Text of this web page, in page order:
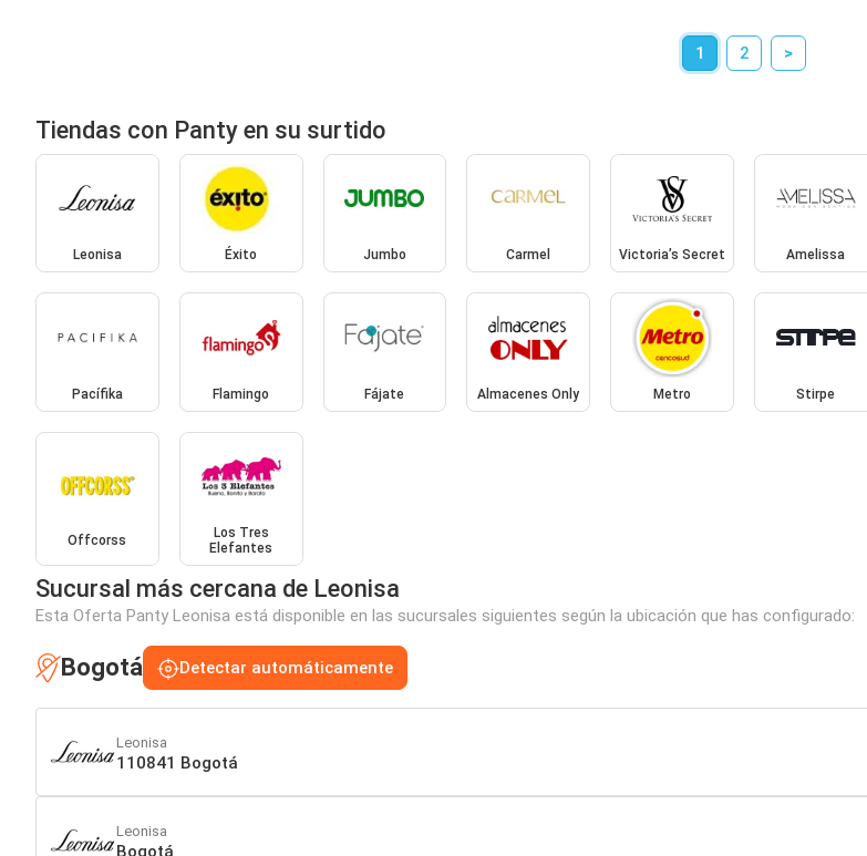
1 2 >
Tiendas con Panty en su surtido
Leonisa Éxito Jumbo Carmel Victoria’s Secret Amelissa
Pacífika Flamingo Fájate Almacenes Only Metro Stirpe
Offcorss
Los Tres
Elefantes
Sucursal más cercana de Leonisa
Esta Oferta Panty Leonisa está disponible en las sucursales siguientes según la ubicación que has configurado:
Bogotá Detectar automáticamente
Leonisa
110841 Bogotá
Leonisa
Bogotá